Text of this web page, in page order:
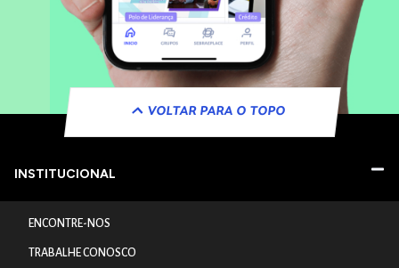
VOLTAR PARA O TOPO
INSTITUCIONAL
ENCONTRE-NOS
TRABALHE CONOSCO